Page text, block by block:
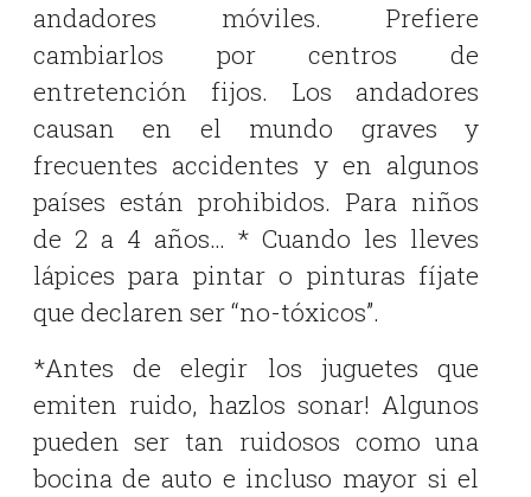
andadores móviles. Prefiere
cambiarlos por centros de
entretención fijos. Los andadores
causan en el mundo graves y
frecuentes accidentes y en algunos
países están prohibidos. Para niños
de 2 a 4 años… * Cuando les lleves
lápices para pintar o pinturas fíjate
que declaren ser “no-tóxicos”.
*Antes de elegir los juguetes que
emiten ruido, hazlos sonar! Algunos
pueden ser tan ruidosos como una
bocina de auto e incluso mayor si el